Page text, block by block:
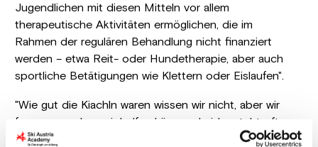
Jugendlichen mit diesen Mitteln vor allem
therapeutische Aktivitäten ermöglichen, die im
Rahmen der regulären Behandlung nicht finanziert
werden – etwa Reit- oder Hundetherapie, aber auch
sportliche Betätigungen wie Klettern oder Eislaufen".
"Wie gut die Kiachln waren wissen wir nicht, aber wir
freuen uns, dass wir helfen können. Leider steht oft
das Körperliche im Vordergrund aber die psychische